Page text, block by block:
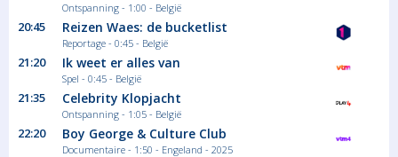
convoyeur...
Film Actie
01:00
Euro Millions
Spel
Ontspanning - 1:00 - België
20:45 Reizen Waes: de bucketlist
Reportage - 0:45 - België
21:20 Ik weet er alles van
Spel - 0:45 - België
21:35 Celebrity Klopjacht
Ontspanning - 1:05 - België
22:20 Boy George & Culture Club
Documentaire - 1:50 - Engeland - 2025